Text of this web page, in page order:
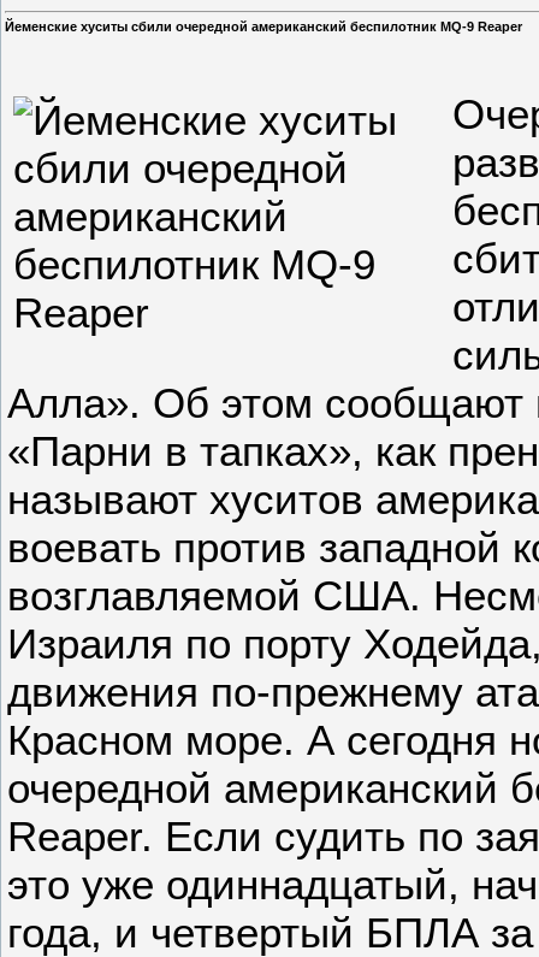
Йеменские хуситы сбили очередной американский беспилотник MQ-9 Reaper
Алла». Об этом сообщают
«Парни в тапках», как
называют хуситов
воевать против западной
возглавляемой США.
Израиля по порту
движения по-прежнему
Красном море. А сегодня
очередной американский
Reaper. Если судить по
это уже одиннадцатый,
года, и четвертый БПЛА